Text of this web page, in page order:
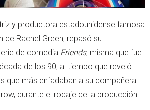
y productora estadounidense famosa
de Rachel Green, repasó su
de comedia Friends, misma que fue
de los 90, al tiempo que reveló
que más enfadaban a su compañera
durante el rodaje de la producción.